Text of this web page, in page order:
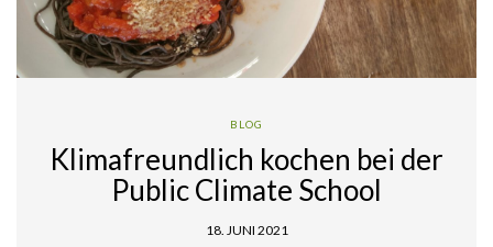
BLOG
Klimafreundlich kochen bei der
Public Climate School
18. JUNI 2021